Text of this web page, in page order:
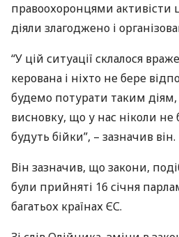
правоохоронцями активісти
діяли злагоджено і
“У цій ситуації склалося
керована і ніхто не бере
будемо потурати таким діям,
висновку, що у нас ніколи не
будуть бійки”, – зазначив він.
Він зазначив, що закони,
були прийняті 16 січня
багатьох країнах ЄС.